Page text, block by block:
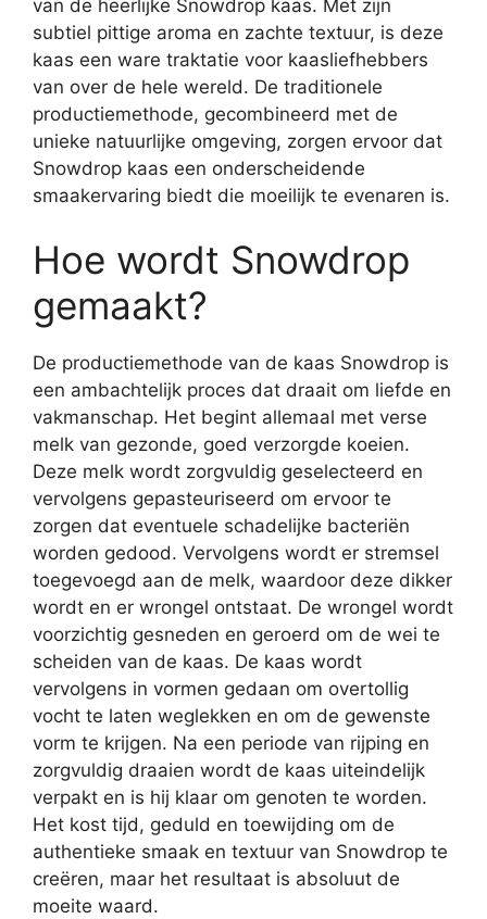
van de heerlijke Snowdrop kaas. Met zijn
subtiel pittige aroma en zachte textuur, is deze
kaas een ware traktatie voor kaasliefhebbers
van over de hele wereld. De traditionele
productiemethode, gecombineerd met de
unieke natuurlijke omgeving, zorgen ervoor dat
Snowdrop kaas een onderscheidende
smaakervaring biedt die moeilijk te evenaren is.
Hoe wordt Snowdrop
gemaakt?
De productiemethode van de kaas Snowdrop is
een ambachtelijk proces dat draait om liefde en
vakmanschap. Het begint allemaal met verse
melk van gezonde, goed verzorgde koeien.
Deze melk wordt zorgvuldig geselecteerd en
vervolgens gepasteuriseerd om ervoor te
zorgen dat eventuele schadelijke bacteriën
worden gedood. Vervolgens wordt er stremsel
toegevoegd aan de melk, waardoor deze dikker
wordt en er wrongel ontstaat. De wrongel wordt
voorzichtig gesneden en geroerd om de wei te
scheiden van de kaas. De kaas wordt
vervolgens in vormen gedaan om overtollig
vocht te laten weglekken en om de gewenste
vorm te krijgen. Na een periode van rijping en
zorgvuldig draaien wordt de kaas uiteindelijk
verpakt en is hij klaar om genoten te worden.
Het kost tijd, geduld en toewijding om de
authentieke smaak en textuur van Snowdrop te
creëren, maar het resultaat is absoluut de
moeite waard.